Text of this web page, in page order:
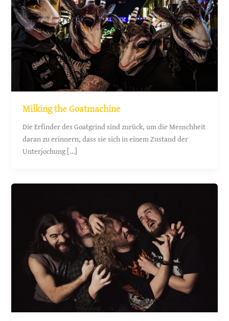
Milking the Goatmachine
Die Erfinder des Goatgrind sind zurück, um die Menschheit
daran zu erinnern, dass sie sich in einem Zustand der
Unterjochung […]